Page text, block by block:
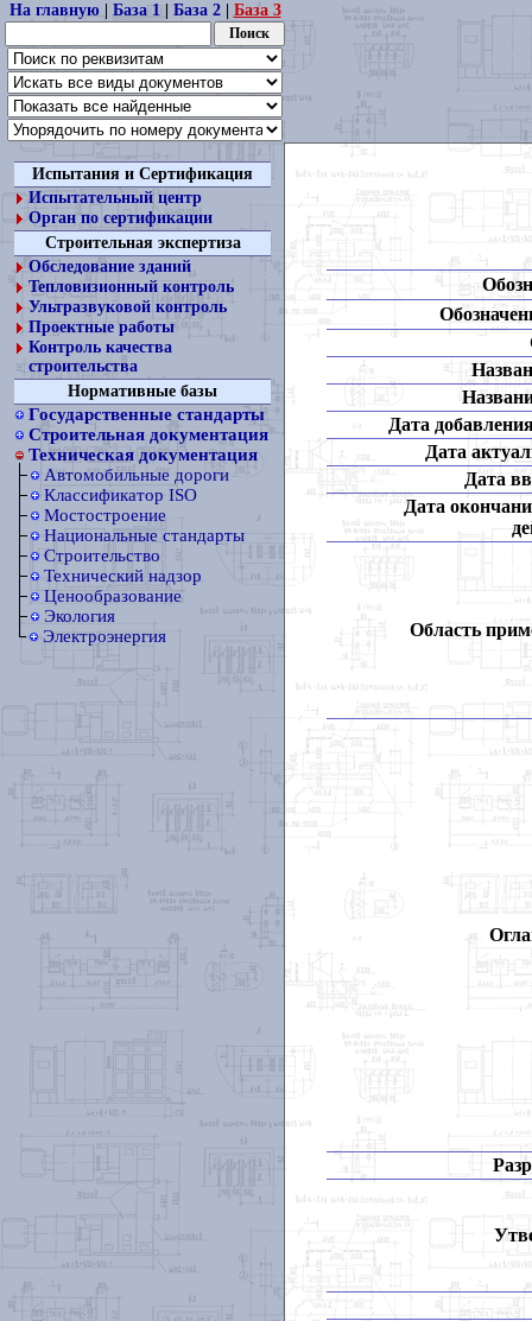
На главную| База 1| База 2| База 3
Испытания и Сертификация
Испытательный центр
Орган по сертификации
Строительная экспертиза
Обследование зданий
Тепловизионный контроль
Ультразвуковой контроль
Проектные работы
Контроль качества
строительства
Нормативные базы
Государственные стандарты
Строительная документация
Техническая документация
Автомобильные дороги
Классификатор ISO
Мостостроение
Национальные стандарты
Строительство
Технический надзор
Ценообразование
Экология
Электроэнергия
Дата
Дата
Дата
Дата
Область